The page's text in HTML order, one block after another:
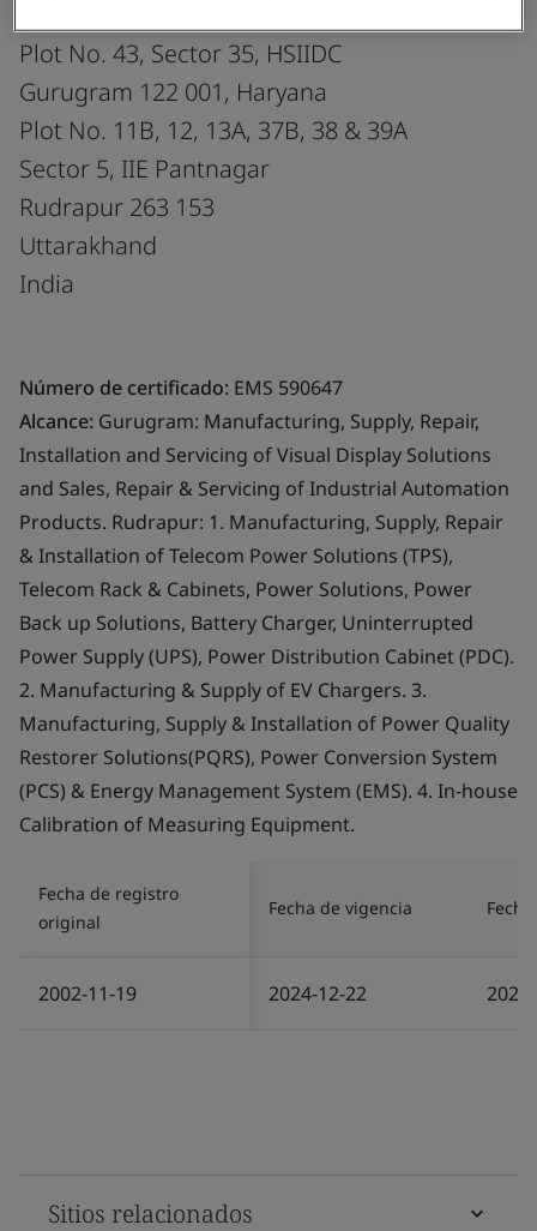
Plot No. 43, Sector 35, HSIIDC
Gurugram 122 001, Haryana
Plot No. 11B, 12, 13A, 37B, 38 & 39A
Sector 5, IIE Pantnagar
Rudrapur 263 153
Uttarakhand
India
Número de certificado: EMS 590647
Alcance: Gurugram: Manufacturing, Supply, Repair,
Installation and Servicing of Visual Display Solutions
and Sales, Repair & Servicing of Industrial Automation
Products. Rudrapur: 1. Manufacturing, Supply, Repair
& Installation of Telecom Power Solutions (TPS),
Telecom Rack & Cabinets, Power Solutions, Power
Back up Solutions, Battery Charger, Uninterrupted
Power Supply (UPS), Power Distribution Cabinet (PDC).
2. Manufacturing & Supply of EV Chargers. 3.
Manufacturing, Supply & Installation of Power Quality
Restorer Solutions(PQRS), Power Conversion System
(PCS) & Energy Management System (EMS). 4. In-house
Calibration of Measuring Equipment.
Fecha de registro
original
Fecha de vigencia
2002-11-19 2024-12-22
Sitios relacionados